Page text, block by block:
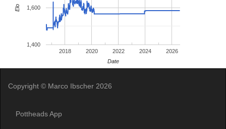
2018 2020 2022 2024 2026
1,400
1,600
Date
Elo
Copyright © Marco Ibscher 2026
Pottheads App